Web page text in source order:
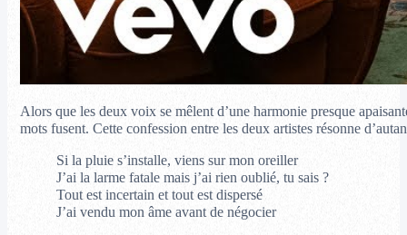
Alors que les deux voix se mêlent d’une harmonie presque
mots fusent. Cette confession entre les deux artistes résonne
Si la pluie s’installe, viens sur mon oreiller
J’ai la larme fatale mais j’ai rien oublié, tu sais ?
Tout est incertain et tout est dispersé
J’ai vendu mon âme avant de négocier